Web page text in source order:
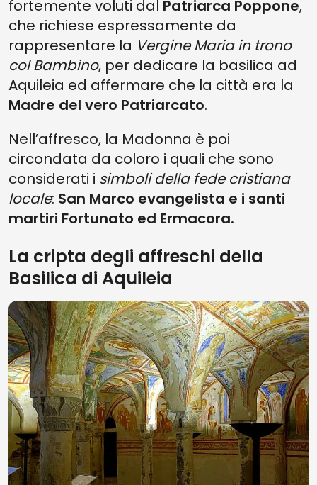
fortemente voluti dal Patriarca Poppone,
che richiese espressamente da
rappresentare la Vergine Maria in trono
col Bambino, per dedicare la basilica ad
Aquileia ed affermare che la città era la
Madre del vero Patriarcato.
Nell’affresco, la Madonna è poi
circondata da coloro i quali che sono
considerati i simboli della fede cristiana
locale: San Marco evangelista e i santi
martiri Fortunato ed Ermacora.
La cripta degli affreschi della
Basilica di Aquileia